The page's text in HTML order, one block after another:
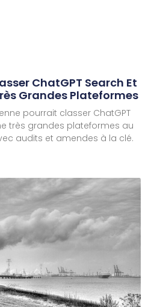
ChatGPT Search Et
Grandes Plateformes
pourrait classer ChatGPT
très grandes plateformes au
audits et amendes à la clé.